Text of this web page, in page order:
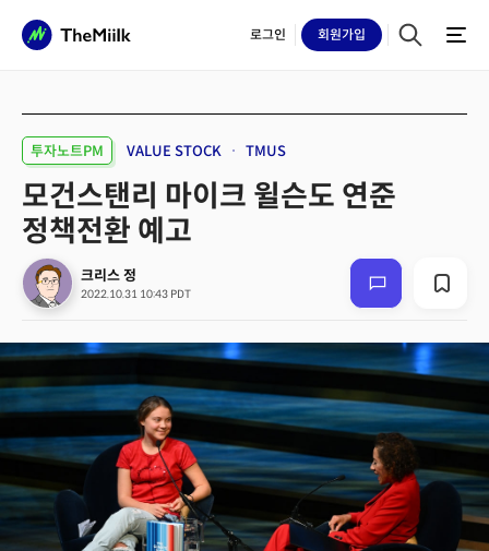
로그인 회원가입
투자노트PM VALUE STOCK TMUS
모건스탠리 마이크 윌슨도 연준
정책전환 예고
크리스 정
2022.10.31 10:43 PDT